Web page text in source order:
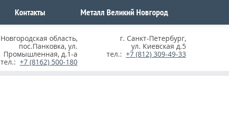
Контакты Металл Великий Новгород
Новгородская область,
пос.Панковка, ул.
Промышленная, д.1-а
тел.: +7 (8162) 500-180
г. Санкт-Петербург,
ул. Киевская д.5
тел.: +7 (812) 309-49-33